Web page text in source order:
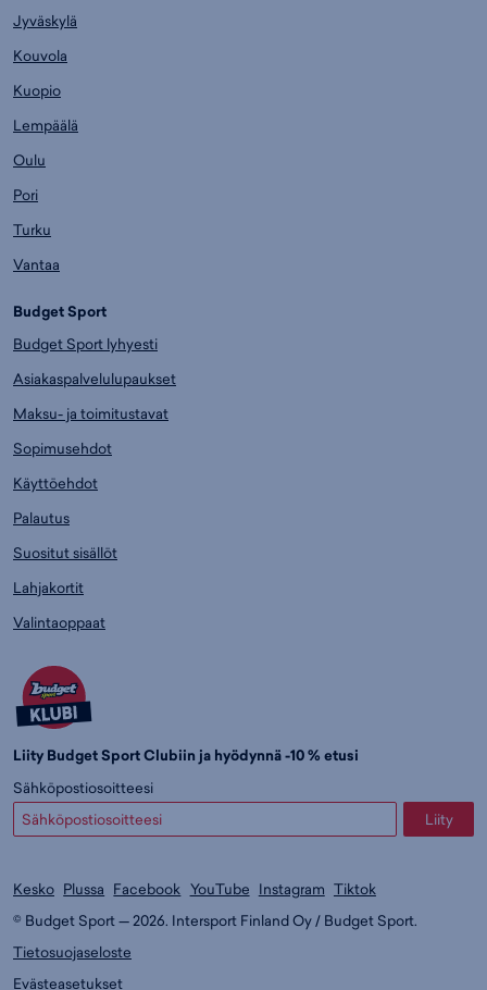
Jyväskylä
Kouvola
Kuopio
Lempäälä
Oulu
Pori
Turku
Vantaa
Budget Sport
Budget Sport lyhyesti
Asiakaspalvelulupaukset
Maksu- ja toimitustavat
Sopimusehdot
Käyttöehdot
Palautus
Suositut sisällöt
Lahjakortit
Valintaoppaat
Liity Budget Sport Clubiin ja hyödynnä -10 % etusi
Sähköpostiosoitteesi
Liity
Kesko Plussa Facebook YouTube Instagram Tiktok
© Budget Sport — 2026. Intersport Finland Oy / Budget Sport.
Tietosuojaseloste
Evästeasetukset